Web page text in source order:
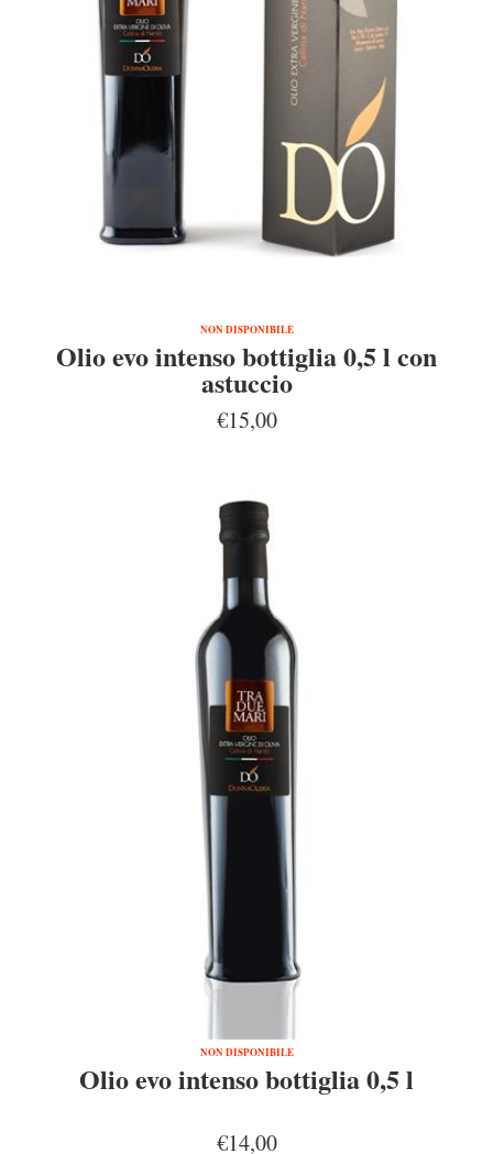
NON DISPONIBILE
Olio evo intenso bottiglia 0,5 l con
astuccio
€15,00
NON DISPONIBILE
Olio evo intenso bottiglia 0,5 l
€14,00